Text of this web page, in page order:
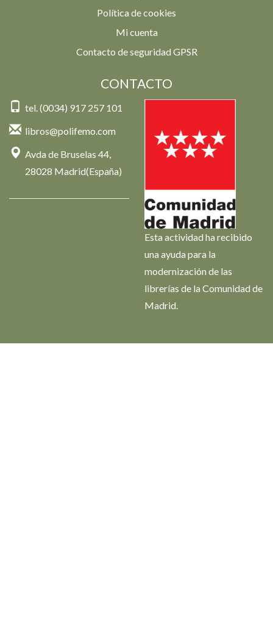
Política de cookies
Mi cuenta
Contacto de seguridad GPSR
CONTACTO
tel. (0034) 917 257 101
libros@polifemo.com
Avda de Bruselas 44,
28028 Madrid(España)
Esta actividad ha recibido
una ayuda para la
modernización de las
librerías de la Comunidad de
Madrid.